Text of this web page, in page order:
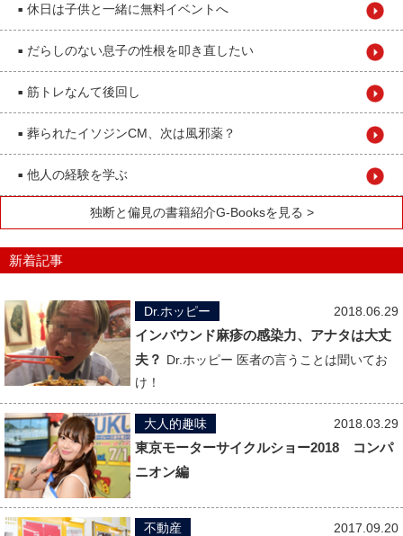
■ 休日は子供と一緒に無料イベントへ
■ だらしのない息子の性根を叩き直したい
■ 筋トレなんて後回し
■ 葬られたイソジンCM、次は風邪薬？
■ 他人の経験を学ぶ
独断と偏見の書籍紹介G-Booksを見る >
新着記事
2018.06.29
Dr.ホッピー
インバウンド麻疹の感染力、アナタは大丈
夫？ Dr.ホッピー 医者の言うことは聞いてお
け！
2018.03.29
大人的趣味
東京モーターサイクルショー2018 コンパ
ニオン編
2017.09.20
不動産